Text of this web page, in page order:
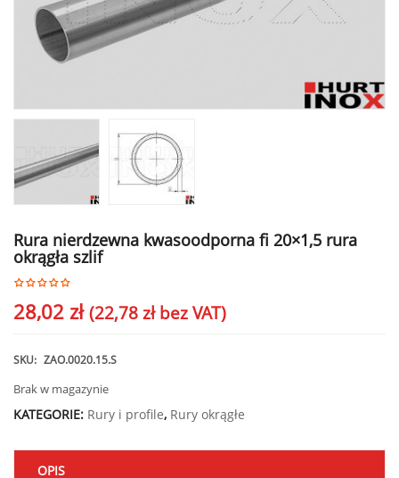
Rura nierdzewna kwasoodporna fi 20×1,5 rura
okrągła szlif
28,02 zł (22,78 złbez VAT)
SKU: ZAO.0020.15.S
Brak w magazynie
KATEGORIE: Rury i profile, Rury okrągłe
OPIS